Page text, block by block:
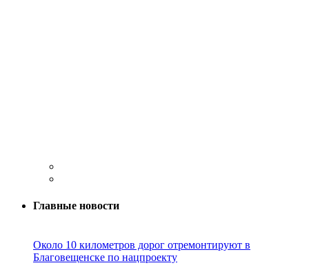
Главные новости
Около 10 километров дорог отремонтируют в
Благовещенске по нацпроекту